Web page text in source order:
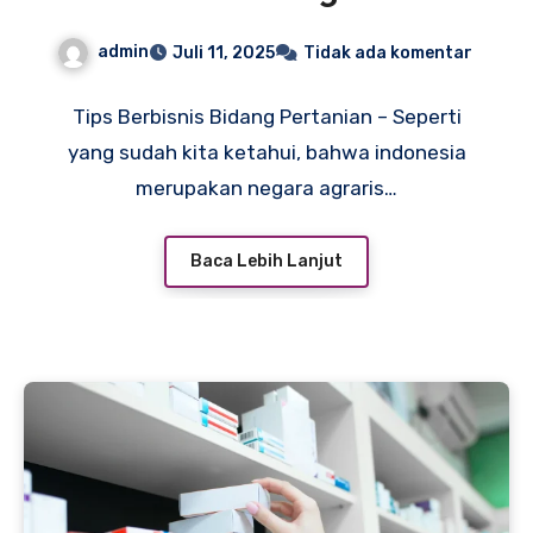
admin Juli 11, 2025 Tidak ada komentar
Tips Berbisnis Bidang Pertanian – Seperti
yang sudah kita ketahui, bahwa indonesia
merupakan negara agraris…
Baca Lebih Lanjut